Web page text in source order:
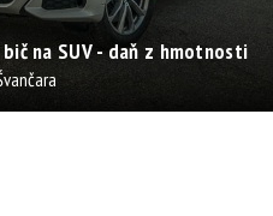
na SUV - daň z hmotnosti